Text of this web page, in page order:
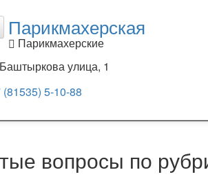
Парикмахерская
Парикмахерские
Баштыркова улица, 1
(81535) 5-10-88
вопросы по